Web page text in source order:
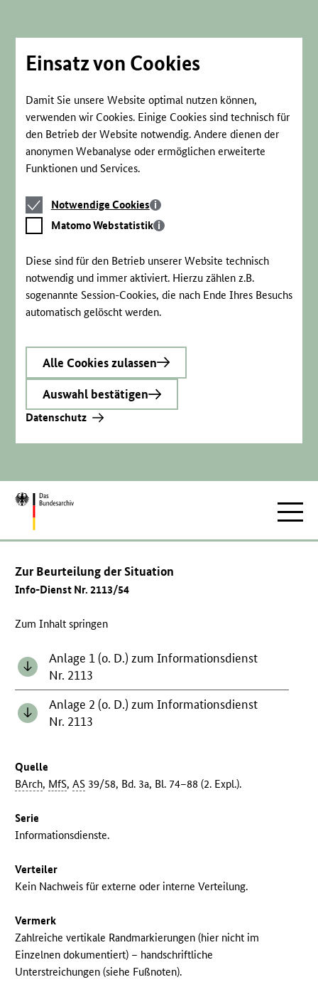
Einsatz von Cookies
Damit Sie unsere Website optimal nutzen können,
verwenden wir Cookies. Einige Cookies sind technisch für
den Betrieb der Website notwendig. Andere dienen der
anonymen Webanalyse oder ermöglichen erweiterte
Funktionen und Services.
Notwendige
Cookies
Notwendige Cookies
Matomo
Webstatistik
Matomo Webstatistik
Diese sind für den Betrieb unserer Website technisch
notwendig und immer aktiviert. Hierzu zählen z.B.
sogenannte Session-Cookies, die nach Ende Ihres Besuchs
automatisch gelöscht werden.
Alle Cookies zulassen
Auswahl bestätigen
Datenschutz
Zur
Zur Beurteilung der Situation
Info-Dienst Nr. 2113/54
Zum Inhalt springen
Anlage 1 (o. D.) zum Informationsdienst
Nr. 2113
Anlage 2 (o. D.) zum Informationsdienst
Nr. 2113
Quelle
BArch, MfS,AS 39/58, Bd. 3a, Bl. 74–88 (2. Expl.).
Serie
Informationsdienste.
Verteiler
Kein Nachweis für externe oder interne Verteilung.
Vermerk
Zahlreiche vertikale Randmarkierungen (hier nicht im
Einzelnen dokumentiert) – handschriftliche
Unterstreichungen (siehe Fußnoten).